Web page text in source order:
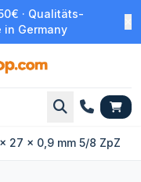
· Qualitäts-
in Germany
27 x 0,9 mm 5/8 ZpZ